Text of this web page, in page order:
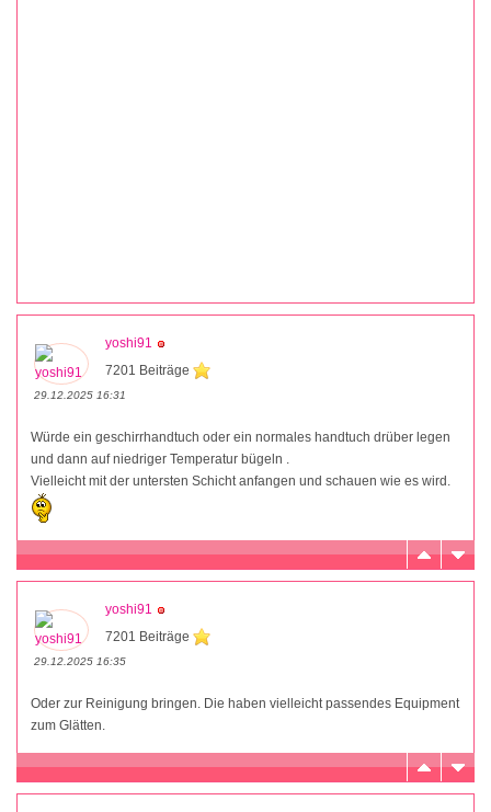
yoshi91
7201 Beiträge
29.12.2025 16:31
Würde ein geschirrhandtuch oder ein normales handtuch drüber legen
und dann auf niedriger Temperatur bügeln .
Vielleicht mit der untersten Schicht anfangen und schauen wie es wird.
yoshi91
7201 Beiträge
29.12.2025 16:35
Oder zur Reinigung bringen. Die haben vielleicht passendes Equipment
zum Glätten.